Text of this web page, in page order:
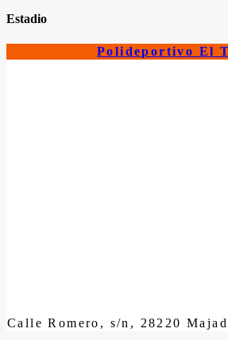
Estadio
Polideportivo El
Calle Romero, s/n, 28220